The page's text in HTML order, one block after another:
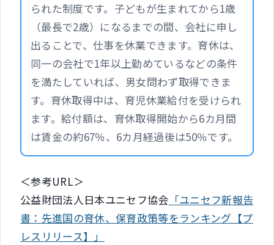
られた制度です。子どもが生まれてから1歳
（最長で2歳）になるまでの間、会社に申し
出ることで、仕事を休業できます。育休は、
同一の会社で1年以上勤めているなどの条件
を満たしていれば、男女問わず取得できま
す。育休取得中は、育児休業給付を受けられ
ます。給付額は、育休取得開始から6カ月間
は賃金の約67％、6カ月経過後は50％です。
＜参考URL＞
公益財団法人日本ユニセフ協会 「ユニセフ新報告
書：先進国の育休、保育政策等をランキング【プ
レスリリース】」